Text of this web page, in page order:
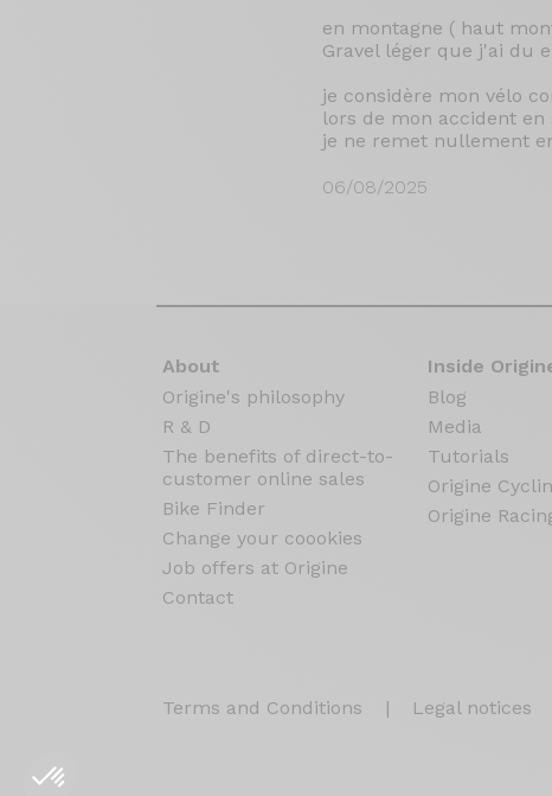
en montagne ( haut
Gravel léger que j'ai du
je considère mon vélo
lors de mon accident
je ne remet nullement
06/08/2025
About
Origine's philosophy
R & D
The benefits of direct-to-
customer online sales
Bike Finder
Change your coookies
Job offers at Origine
Contact
Inside
Blog
Media
Tutorials
Origine
Origine
Terms and Conditions | Legal notices